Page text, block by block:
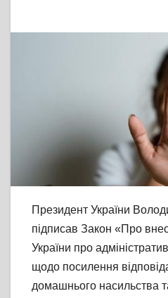
Президент України
підписав Закон «Про
України про
щодо посилення
домашнього насильства